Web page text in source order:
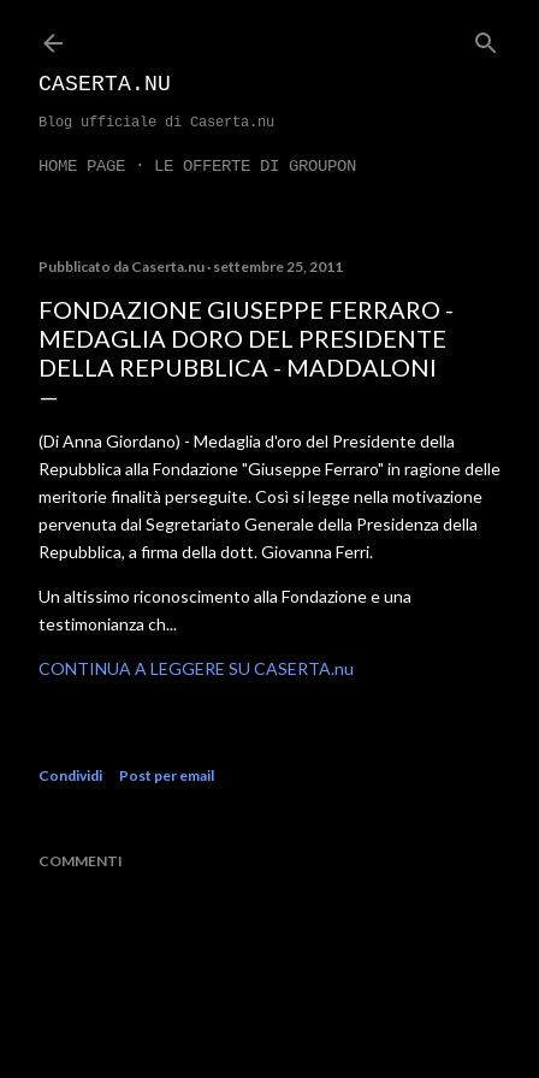
CASERTA.NU
Blog ufficiale di Caserta.nu
HOME PAGE LE OFFERTE DI GROUPON
Pubblicato da Caserta.nu settembre 25, 2011
FONDAZIONE GIUSEPPE FERRARO -
MEDAGLIA DORO DEL PRESIDENTE
DELLA REPUBBLICA - MADDALONI
(Di Anna Giordano) - Medaglia d'oro del Presidente della
Repubblica alla Fondazione "Giuseppe Ferraro" in ragione delle
meritorie finalità perseguite. Così si legge nella motivazione
pervenuta dal Segretariato Generale della Presidenza della
Repubblica, a firma della dott. Giovanna Ferri.
Un altissimo riconoscimento alla Fondazione e una
testimonianza ch...
CONTINUA A LEGGERE SU CASERTA.nu
Condividi Post per email
COMMENTI